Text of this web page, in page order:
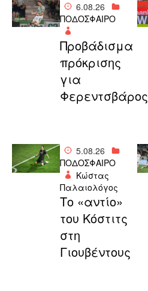
6.08.26
ΠΟΔΟΣΦΑΙΡΟ
Προβάδισμα
πρόκρισης
για
Φερεντσβάρος
5.08.26
ΠΟΔΟΣΦΑΙΡΟ
Κώστας
Παλαιολόγος
Το «αντίο»
του Κόστιτς
στη
Γιουβέντους